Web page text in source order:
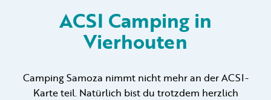
Vermietung
Privat vermietung
ACSI Camping in
Vierhouten
Camping Samoza nimmt nicht mehr an der ACSI-
Karte teil. Natürlich bist du trotzdem herzlich